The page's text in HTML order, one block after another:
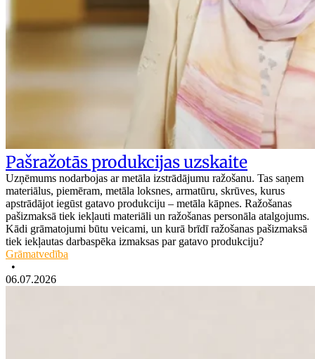
Pašražotās produkcijas uzskaite
Uzņēmums nodarbojas ar metāla izstrādājumu ražošanu. Tas saņem
materiālus, piemēram, metāla loksnes, armatūru, skrūves, kurus
apstrādājot iegūst gatavo produkciju – metāla kāpnes. Ražošanas
pašizmaksā tiek iekļauti materiāli un ražošanas personāla atalgojums.
Kādi grāmatojumi būtu veicami, un kurā brīdī ražošanas pašizmaksā
tiek iekļautas darbaspēka izmaksas par gatavo produkciju?
Grāmatvedība
•
06.07.2026